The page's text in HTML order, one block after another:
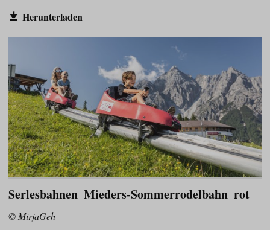
Herunterladen
Serlesbahnen_Mieders-Sommerrodelbahn_rot
© MirjaGeh